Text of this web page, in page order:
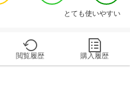
とても使いやすい
閲覧履歴 購入履歴